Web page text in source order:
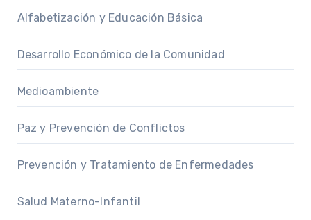
Alfabetización y Educación Básica
Desarrollo Económico de la Comunidad
Medioambiente
Paz y Prevención de Conflictos
Prevención y Tratamiento de Enfermedades
Salud Materno-Infantil